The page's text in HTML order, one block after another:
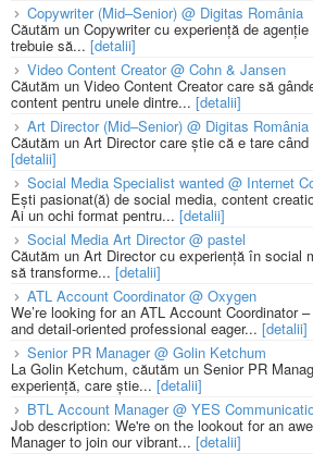
Copywriter (Mid–Senior) @ Digitas România
Căutăm un Copywriter cu experiență de
trebuie să... [detalii]
Video Content Creator @ Cohn & Jansen
Căutăm un Video Content Creator care să
content pentru unele dintre... [detalii]
Art Director (Mid–Senior) @ Digitas România
Căutăm un Art Director care știe că e tare
[detalii]
Social Media Specialist wanted @ Internet
Ești pasionat(ă) de social media, content
Ai un ochi format pentru... [detalii]
Social Media Art Director @ pastel
Căutăm un Art Director cu experiență în social
să transforme... [detalii]
ATL Account Coordinator @ Oxygen
We’re looking for an ATL Account Coordinator
and detail-oriented professional eager... [detalii]
Senior PR Manager @ Golin Ketchum
La Golin Ketchum, căutăm un Senior PR
experiență, care știe... [detalii]
BTL Account Manager @ YES
Job description: We're on the lookout for an
Manager to join our vibrant... [detalii]